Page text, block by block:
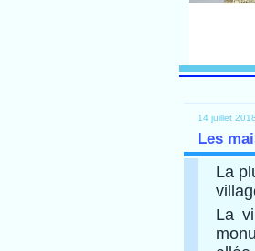
14 juillet 2018
Les
La
La